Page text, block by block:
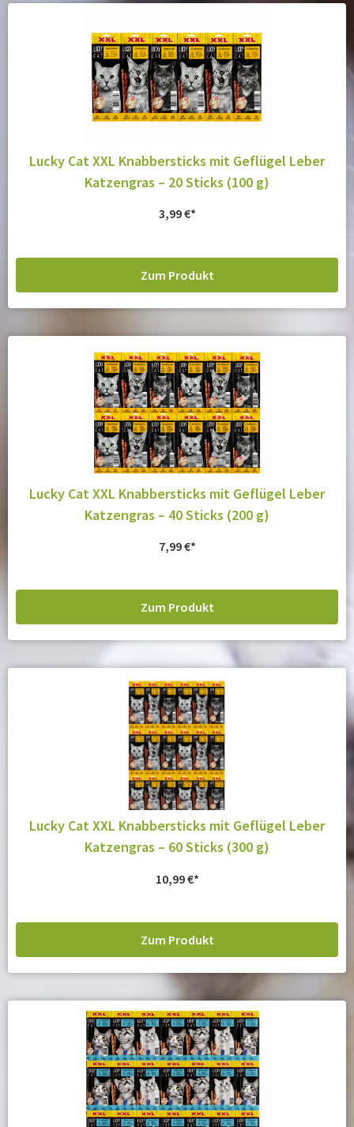
Lucky Cat XXL Knabbersticks mit Geflügel Leber
Katzengras – 20 Sticks (100 g)
3,99€
Zum Produkt
Lucky Cat XXL Knabbersticks mit Geflügel Leber
Katzengras – 40 Sticks (200 g)
7,99€
Zum Produkt
Lucky Cat XXL Knabbersticks mit Geflügel Leber
Katzengras – 60 Sticks (300 g)
10,99€
Zum Produkt